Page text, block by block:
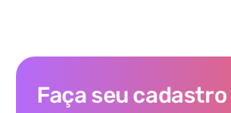
Faça seu cadastro